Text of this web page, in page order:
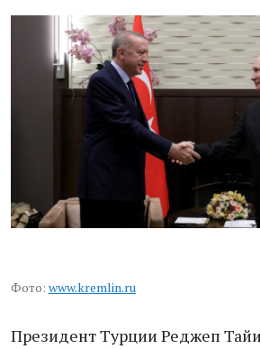
Фото: www.kremlin.ru
Президент Турции Реджеп